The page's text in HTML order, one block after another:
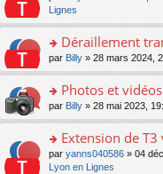
ré
c
e
nt
lu
le
u
s
ré
c
e
g
o
n
lu
pl
u
s
ré
c
e
s
s
a
e
o
n
lu
pl
u
ult
er
le
m
e
s
a
g
e
n
o
n
Lignes
o
n
ult
er
le
m
e
s
Déraillement
par Billy » 28 mars 2024,
o
n
ult
er
Photos et
par Billy » 28 mai 2023,
o
Extension de T3
par yanns040586 » 04
Lyon en Lignes